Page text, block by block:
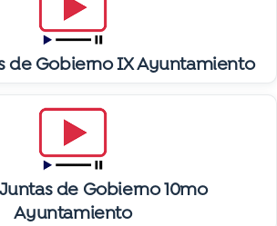
de Gobierno IX Ayuntamiento
de Gobierno 10mo
Ayuntamiento